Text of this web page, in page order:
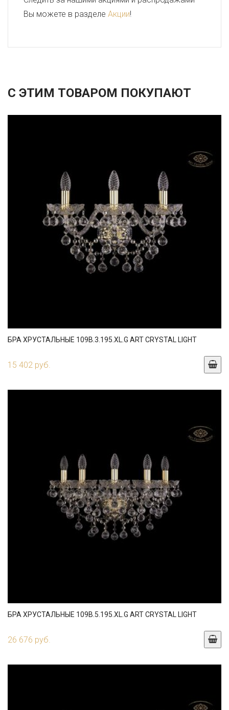
Вы можете в разделе Акции!
С ЭТИМ ТОВАРОМ ПОКУПАЮТ
БРА ХРУСТАЛЬНЫЕ 109B.3.195.XL.G ART CRYSTAL LIGHT
15 402 руб.
БРА ХРУСТАЛЬНЫЕ 109B.5.195.XL.G ART CRYSTAL LIGHT
26 676 руб.